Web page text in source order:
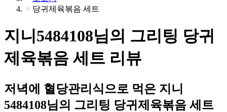
당귀제육볶음 세트
지니5484108님의 그리팅 당귀
제육볶음 세트 리뷰
저녁에 혈당관리식으로 먹은 지니
5484108님의 그리팅 당귀제육볶음 세트